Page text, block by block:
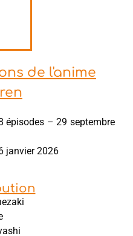
de l'anime
épisodes – 29 septembre
janvier 2026